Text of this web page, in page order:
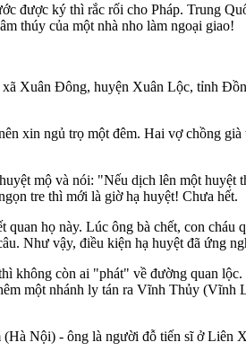
được ký thì rắc rối cho Pháp. Trung
thúy của một nhà nho làm ngoại giao!
Xuân Đông, huyện Xuân Lộc, tỉnh
xin ngủ trọ một đêm. Hai vợ chồng
mộ và nói: "Nếu dịch lên một huyệt
tre thì mới là giờ hạ huyệt! Chưa hết.
họ này. Lúc ông bà chết, con cháu
Như vậy, điều kiện hạ huyệt đã ứng
không còn ai "phát" về đường quan
một nhánh ly tán ra Vĩnh Thủy (Vĩnh
Nội) - ông là người đỗ tiến sĩ ở Liên